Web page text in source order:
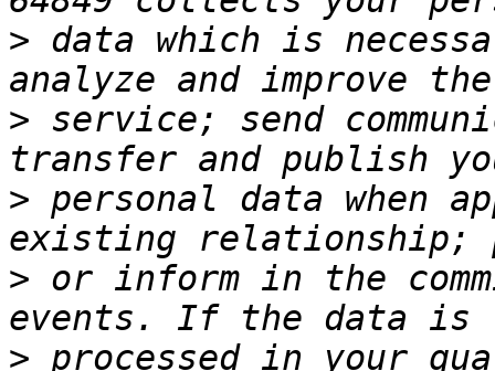
> data which is
> service; send
> personal data
> or inform in the
> processed in your